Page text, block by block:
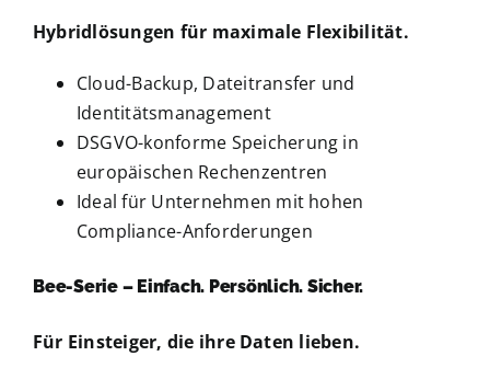
Hybridlösungen für maximale Flexibilität.
Cloud-Backup, Dateitransfer und
Identitätsmanagement
DSGVO-konforme Speicherung in
europäischen Rechenzentren
Ideal für Unternehmen mit hohen
Compliance-Anforderungen
Bee-Serie – Einfach. Persönlich. Sicher.
Für Einsteiger, die ihre Daten lieben.